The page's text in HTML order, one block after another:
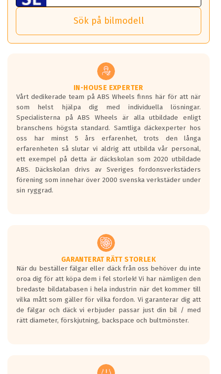
bränsleförbrukning än ett klass G däck.
Det betyder att om man kör 10,000 km,
så sparar man 50 liter bränsle med ett
vilken körstil du använder.
Våtgrepp egenskaper:
Betygsskalan är satt A till F. Där A påvisar
den kortaste bromssträckan och F är den
längsta.
Inga D eller G betyg delas ut för
personbilar och lätta lastbilar.
Betyget sätts efter ett test där däcken
skall bromsa in på en väg där det ligger
0.5-1.5 mm vatten.
I 80km/h kommer skillnaden på
Vid körning i över 50km/h brukar
rullmotståndets ljud överträffa
motorljudet.
På däckmärkningen kommer det finnas
en symbol av ett däck med vågar. Hög
bullernivå markeras med svarta vågor
medans de vita vågorna påvisar om det är
ett tyst däck.
regelverket som introduceras år 2016.
Sök på bilmodell
IN-HOUSE EXPERTER
Vårt dedikerade team på ABS Wheels finns här för att när
som helst hjälpa dig med individuella lösningar.
Specialisterna på ABS Wheels är alla utbildade enligt
branschens högsta standard. Samtliga däckexperter hos
oss har minst 5 års erfarenhet, trots den långa
erfarenheten så slutar vi aldrig att utbilda vår personal,
ett exempel på detta är däckskolan som 2020 utbildade
ABS. Däckskolan drivs av Sveriges fordonsverkstäders
förening som innehar över 2000 svenska verkstäder under
sin ryggrad.
GARANTERAT RÄTT STORLEK
När du beställer fälgar eller däck från oss behöver du inte
oroa dig för att köpa dem i fel storlek! Vi har nämligen den
bredaste bildatabasen i hela industrin när det kommer till
vilka mått som gäller för vilka fordon. Vi garanterar dig att
de fälgar och däck vi erbjuder passar just din bil / med
rätt diameter, förskjutning, backspace och bultmönster.